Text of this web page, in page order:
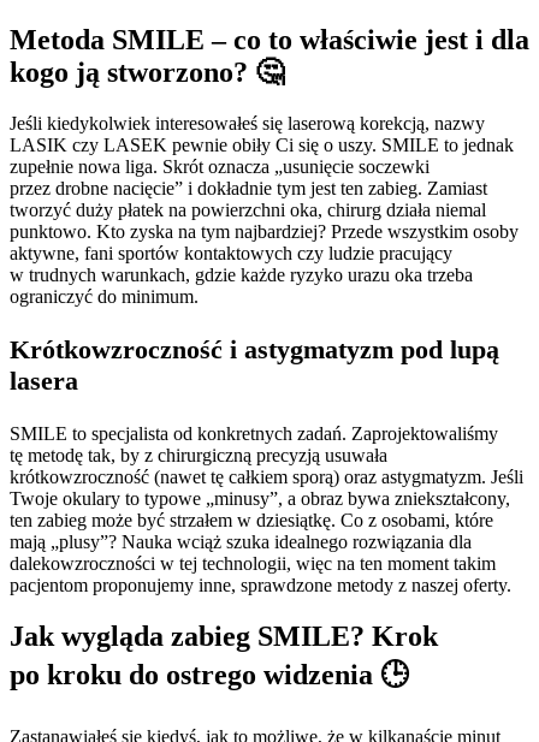
Metoda SMILE – co to właściwie jest i dla
kogo ją stworzono? 🤔
Jeśli kiedykolwiek interesowałeś się laserową korekcją, nazwy
LASIK czy LASEK pewnie obiły Ci się o uszy. SMILE to jednak
zupełnie nowa liga. Skrót oznacza „usunięcie soczewki
przez drobne nacięcie” i dokładnie tym jest ten zabieg. Zamiast
tworzyć duży płatek na powierzchni oka, chirurg działa niemal
punktowo. Kto zyska na tym najbardziej? Przede wszystkim osoby
aktywne, fani sportów kontaktowych czy ludzie pracujący
w trudnych warunkach, gdzie każde ryzyko urazu oka trzeba
ograniczyć do minimum.
Krótkowzroczność i astygmatyzm pod lupą
lasera
SMILE to specjalista od konkretnych zadań. Zaprojektowaliśmy
tę metodę tak, by z chirurgiczną precyzją usuwała
krótkowzroczność (nawet tę całkiem sporą) oraz astygmatyzm. Jeśli
Twoje okulary to typowe „minusy”, a obraz bywa zniekształcony,
ten zabieg może być strzałem w dziesiątkę. Co z osobami, które
mają „plusy”? Nauka wciąż szuka idealnego rozwiązania dla
dalekowzroczności w tej technologii, więc na ten moment takim
pacjentom proponujemy inne, sprawdzone metody z naszej oferty.
Jak wygląda zabieg SMILE? Krok
po kroku do ostrego widzenia 🕒
Zastanawiałeś się kiedyś, jak to możliwe, że w kilkanaście minut